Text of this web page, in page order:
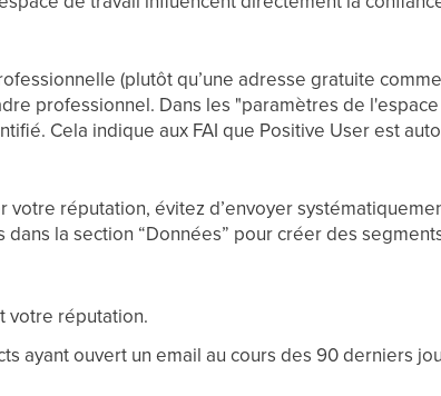
(plutôt qu’une adresse gratuite comme
professionnel. Dans les "paramètres de
Cela indique aux FAI que Positive User est
votre réputation, évitez d’envoyer
la section “Données” pour créer des
votre réputation.
ayant ouvert un email au cours des 90 derniers